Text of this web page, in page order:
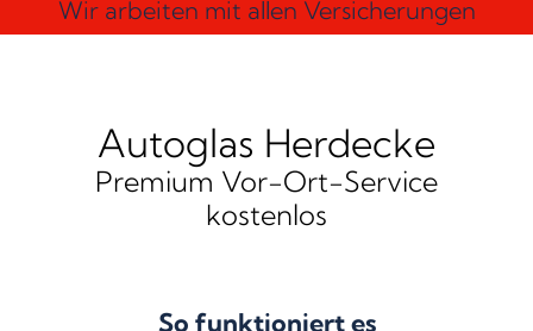
Wir arbeiten mit allen Versicherungen
Autoglas Herdecke
Premium Vor-Ort-Service
kostenlos
So funktioniert es